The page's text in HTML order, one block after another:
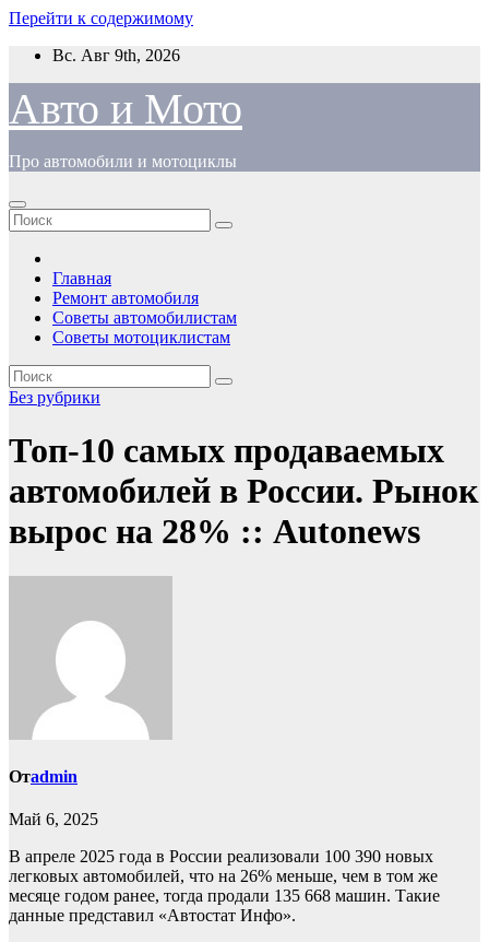
Перейти к содержимому
Вс. Авг 9th, 2026
Авто и Мото
Про автомобили и мотоциклы
Главная
Ремонт автомобиля
Советы автомобилистам
Советы мотоциклистам
Без рубрики
Топ-10 самых продаваемых
автомобилей в России. Рынок
вырос на 28% :: Autonews
Отadmin
Май 6, 2025
В апреле 2025 года в России реализовали 100 390 новых
легковых автомобилей, что на 26% меньше, чем в том же
месяце годом ранее, тогда продали 135 668 машин. Такие
данные представил «Автостат Инфо».